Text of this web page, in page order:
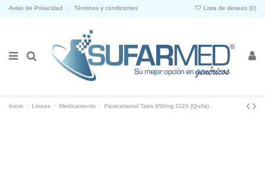
Aviso de Privacidad Términos y condiciones Lista de deseos (0)
Inicio Lineas Medicamento Paracetamol Tabs 650mg C/24 (Quifa)